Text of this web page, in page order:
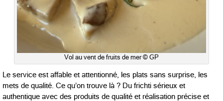
Vol au vent de fruits de mer © GP
Le service est affable et attentionné, les plats sans surprise, les
mets de qualité. Ce qu’on trouve là ? Du frichti sérieux et
authentique avec des produits de qualité et réalisation précise et